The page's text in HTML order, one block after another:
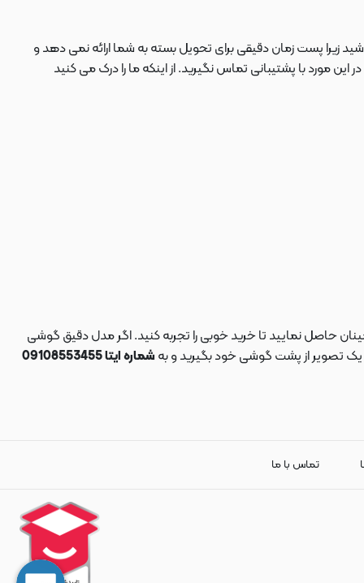
زیرا پست زمان دقیقی برای تحویل بسته به شما ارائه نمی دهد و
با پشتیبانی تماس نگیرید. از اینکه ما را درک می کنید
حاصل نمایید تا خرید خوبی را تجربه کنید. اگر مدل دقیق گوشی
یک تصویر از پشت گوشی خود بگیرید و به شماره ایتا 09108553455
تماس با ما